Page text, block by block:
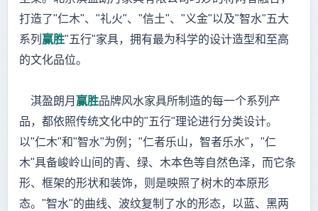
打造了"仁木"、"礼火"、"信土"、"义金"以及"智水"五大
系列 赢胜"五行"家具，拥有最为科学的设计造型和至高
的文化品位。
淇盈朗月 赢胜品牌风水家具所制造的每一个系列产
品，都依照传统文化中的"五行"理论进行分类设计。
以"仁木"和"智水"为例；"仁者乐山，智者乐水"，"仁
木"具备峻岭山间的青、绿、木本色等自然色泽，而它条
形、框架的形状和装饰，则是映照了树木的本原形
态。"智水"的曲线、波纹复制了水的形态，以蓝、黑两